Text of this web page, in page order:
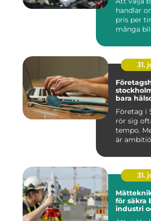
handlar
pris per
många
sna...
31.
stockholm mer
bara
Företag i
rör sig
tempo.
är
vana vi...
31.
Mätteknik
för säkra
industri